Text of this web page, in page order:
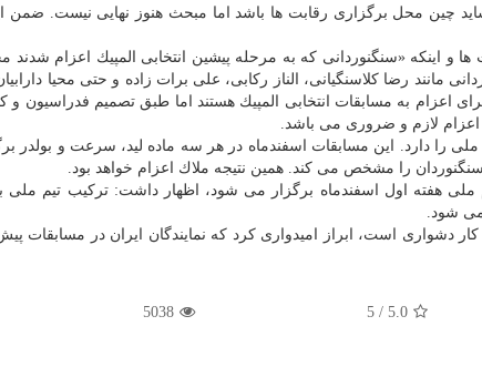
چین محل برگزاری رقابت ها باشد اما مبحث هنوز نهایی نیست. ضمن
و اینكه «سنگنوردانی كه به مرحله پیشین انتخابی المپیك اعزام شدند
مانند رضا كلاسنگیانی، الناز ركابی، علی برات زاده و حتی محیا
اعزام به مسابقات انتخابی المپیك هستند اما طبق تصمیم فدراسیون و
اعزام لازم و ضروری می باشد.
را دارد. این مسابقات اسفندماه در هر سه ماده لید، سرعت و بولدر
را مشخص می كند. همین نتیجه ملاك اعزام خواهد بود.
ملی هفته اول اسفندماه برگزار می شود، اظهار داشت: تركیب تیم ملی
دشواری است، ابراز امیدواری كرد كه نمایندگان ایران در مسابقات
5.0
/
5
5038